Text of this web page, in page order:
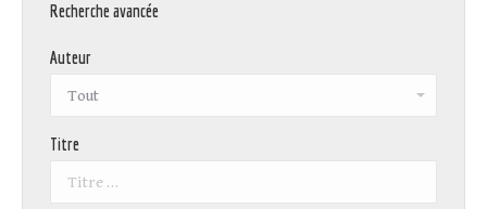
Recherche avancée
Auteur
Titre